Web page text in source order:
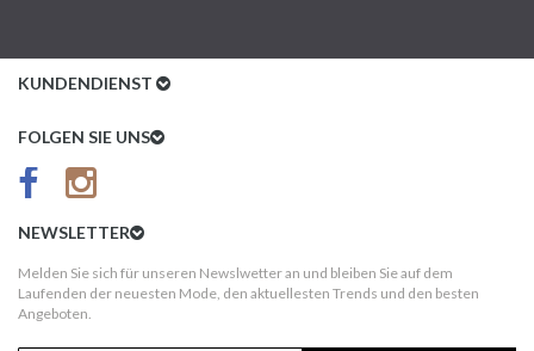
KUNDENDIENST
Kundenservice
AGB
Kundeninformationen
FOLGEN SIE UNS
NEWSLETTER
Melden Sie sich für unseren Newslwetter an und bleiben Sie auf dem
Laufenden der neuesten Mode, den aktuellesten Trends und den besten
Angeboten.